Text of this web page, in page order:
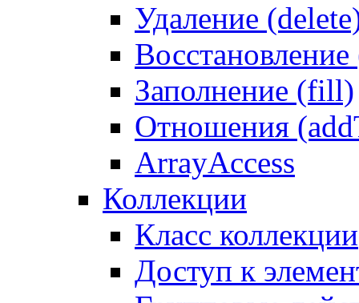
Удаление
Заполнение (fill)
Отношения
ArrayAccess
Коллекции
Класс коллекции
Доступ к